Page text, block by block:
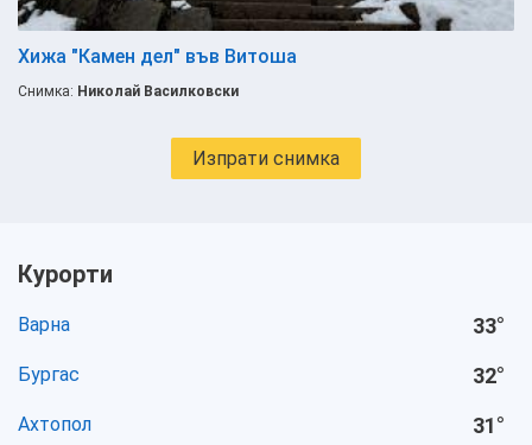
Хижа "Камен дел" във Витоша
Снимка: Николай Василковски
Изпрати снимка
Курорти
Варна 33°
Бургас 32°
Ахтопол 31°